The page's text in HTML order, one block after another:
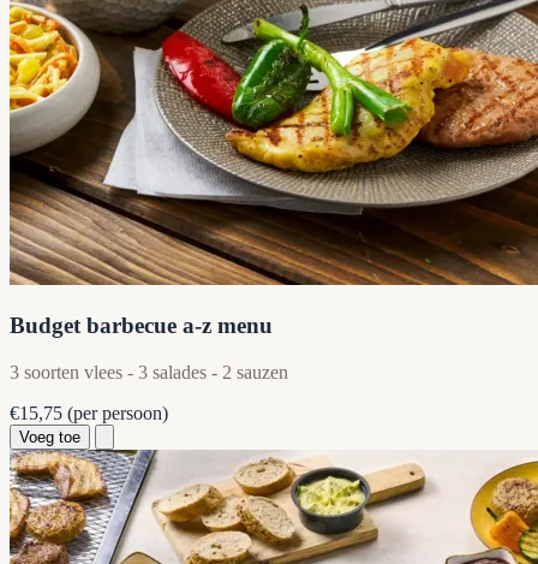
Budget barbecue a-z menu
3 soorten vlees - 3 salades - 2 sauzen
€15,75 (per persoon)
Voeg toe